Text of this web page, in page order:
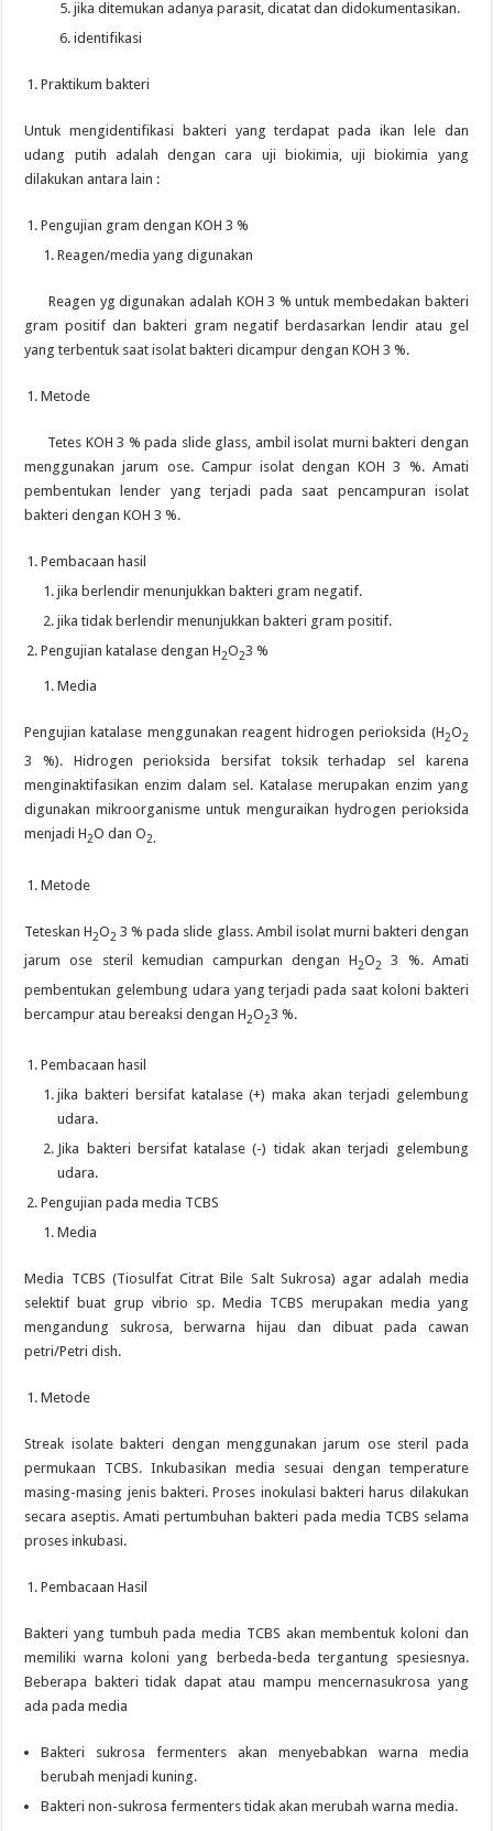
jika ditemukan adanya parasit, dicatat dan didokumentasikan.
identifikasi
Praktikum bakteri
Untuk mengidentifikasi bakteri yang terdapat pada ikan lele dan
udang putih adalah dengan cara uji biokimia, uji biokimia yang
dilakukan antara lain :
Pengujian gram dengan KOH 3 %
Reagen/media yang digunakan
Reagen yg digunakan adalah KOH 3 % untuk membedakan bakteri
gram positif dan bakteri gram negatif berdasarkan lendir atau gel
yang terbentuk saat isolat bakteri dicampur dengan KOH 3 %.
Metode
Tetes KOH 3 % pada slide glass, ambil isolat murni bakteri dengan
menggunakan jarum ose. Campur isolat dengan KOH 3 %. Amati
pembentukan lender yang terjadi pada saat pencampuran isolat
bakteri dengan KOH 3 %.
Pembacaan hasil
jika berlendir menunjukkan bakteri gram negatif.
jika tidak berlendir menunjukkan bakteri gram positif.
Pengujian katalase dengan H2O23 %
Media
Pengujian katalase menggunakan reagent hidrogen perioksida (H2O2
3 %). Hidrogen perioksida bersifat toksik terhadap sel karena
menginaktifasikan enzim dalam sel. Katalase merupakan enzim yang
digunakan mikroorganisme untuk menguraikan hydrogen perioksida
menjadi H2O dan O2.
Metode
Teteskan H2O2 3 % pada slide glass. Ambil isolat murni bakteri dengan
jarum ose steril kemudian campurkan dengan H2O2 3 %. Amati
pembentukan gelembung udara yang terjadi pada saat koloni bakteri
bercampur atau bereaksi dengan H2O23 %.
Pembacaan hasil
jika bakteri bersifat katalase (+) maka akan terjadi gelembung
udara.
Jika bakteri bersifat katalase (-) tidak akan terjadi gelembung
udara.
Pengujian pada media TCBS
Media
Media TCBS (Tiosulfat Citrat Bile Salt Sukrosa) agar adalah media
selektif buat grup vibrio sp. Media TCBS merupakan media yang
mengandung sukrosa, berwarna hijau dan dibuat pada cawan
petri/Petri dish.
Metode
Streak isolate bakteri dengan menggunakan jarum ose steril pada
permukaan TCBS. Inkubasikan media sesuai dengan temperature
masing-masing jenis bakteri. Proses inokulasi bakteri harus dilakukan
secara aseptis. Amati pertumbuhan bakteri pada media TCBS selama
proses inkubasi.
Pembacaan Hasil
Bakteri yang tumbuh pada media TCBS akan membentuk koloni dan
memiliki warna koloni yang berbeda-beda tergantung spesiesnya.
Beberapa bakteri tidak dapat atau mampu mencernasukrosa yang
ada pada media
Bakteri sukrosa fermenters akan menyebabkan warna media
berubah menjadi kuning.
Bakteri non-sukrosa fermenters tidak akan merubah warna media.